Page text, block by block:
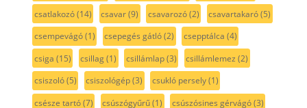
csatlakozó(14) csavar(9) csavarozó(2) csavartakaró(5)
csempevágó(1) csepegés gátló(2) csepptálca (4)
csiga (15) csillag(1) csillámlap(3) csillámlemez (2)
csiszoló(5) csiszológép(3) csukló persely(1)
csésze tartó(7) csúszógyűrű(1) csúszósines gérvágó(3)